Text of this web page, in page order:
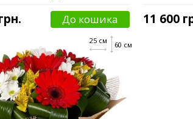
До кошика
Купили:
Доставка:
11 600
60 см
25 см